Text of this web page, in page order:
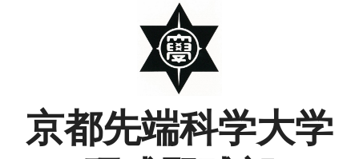
京都先端科学大学